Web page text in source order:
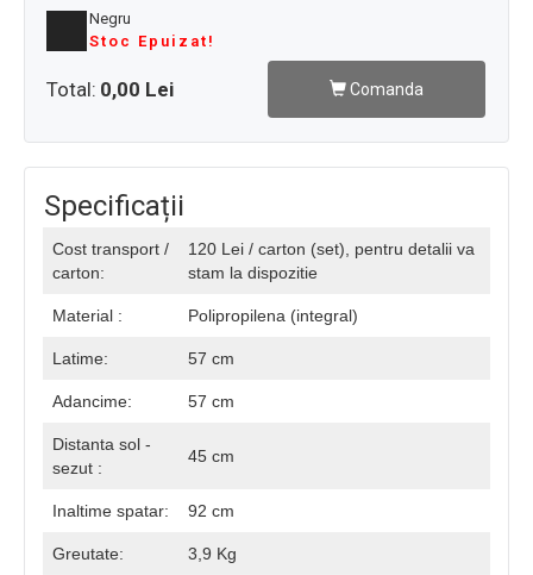
Negru
Stoc Epuizat!
Total: 0,00 Lei Comanda
Specificații
Cost transport /
carton:
120 Lei / carton (set), pentru detalii va
stam la dispozitie
Material : Polipropilena (integral)
Latime: 57 cm
Adancime: 57 cm
Distanta sol -
sezut :
45 cm
Inaltime spatar: 92 cm
Greutate: 3,9 Kg